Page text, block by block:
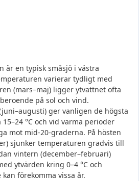
är en typisk småsjö i västra
varierar tydligt med
(mars–maj) ligger ytvattnet ofta
på sol och vind.
ger vanligen de högsta
°C och vid varma perioder
mot mid-20‑graderna. På hösten
sjunker temperaturen gradvis till
vintern (december–februari)
ytvärden kring 0–4 °C och
förekomma vissa år.